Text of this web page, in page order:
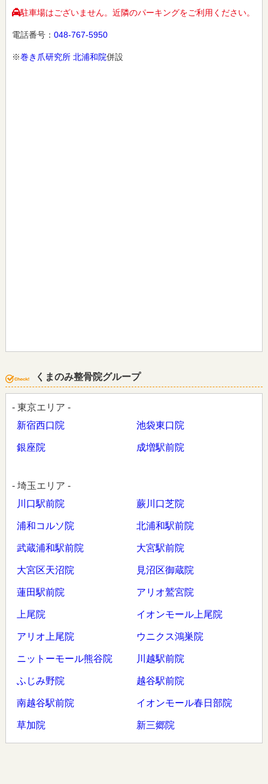
駐車場はございません。近隣のパーキングをご利用ください。
電話番号： 048-767-5950
※巻き爪研究所 北浦和院併設
くまのみ整骨院グループ
- 東京エリア -
新宿西口院
池袋東口院
銀座院 成増駅前院
- 埼玉エリア -
川口駅前院
蕨川口芝院
浦和コルソ院 北浦和駅前院
武蔵浦和駅前院 大宮駅前院
大宮区天沼院 見沼区御蔵院
蓮田駅前院 アリオ鷲宮院
上尾院 イオンモール上尾院
アリオ上尾院 ウニクス鴻巣院
ニットーモール熊谷院 川越駅前院
ふじみ野院 越谷駅前院
南越谷駅前院 イオンモール春日部院
草加院 新三郷院